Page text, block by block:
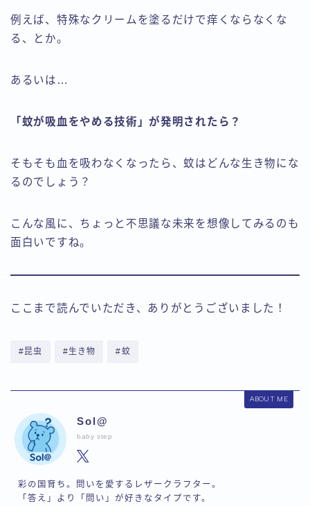
例えば、特殊なクリームを塗るだけで痒くならなくな
る、とか。
あるいは…
「蚊が吸血をやめる技術」が発明されたら？
そもそも血を吸わなくなったら、蚊はどんな生き物にな
るのでしょう？
こんな風に、ちょっと不思議な未来を想像してみるのも
面白いですね。
ここまで読んでいただき、ありがとうございました！
#昆虫 #生き物 #蚊
ABOUT ME
Sol@
baby step
彩の国育ち。問いを愛するレザークラフター。
「答え」より「問い」が好きなタイプです。